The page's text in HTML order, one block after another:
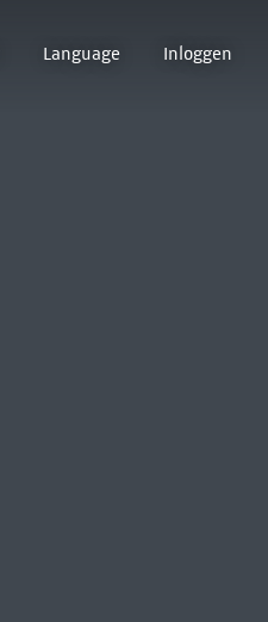
Language Inloggen